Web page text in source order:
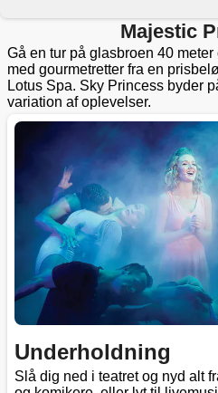
Majestic
Gå en tur på glasbroen 40
med gourmetretter fra en
Lotus Spa. Sky Princess byder
variation af oplevelser.
Underholdning
Slå dig ned i teatret og nyd alt